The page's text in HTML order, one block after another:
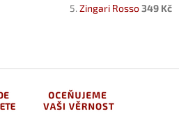
Zingari Rosso349 Kč